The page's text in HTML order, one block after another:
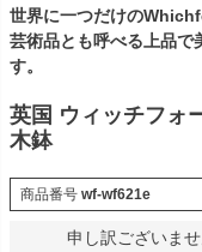
世界に一つだけの
芸術品とも呼べる上品で
す。
英国 ウィッチフォ
木鉢
商品番号 wf-wf621e
申し訳ございま